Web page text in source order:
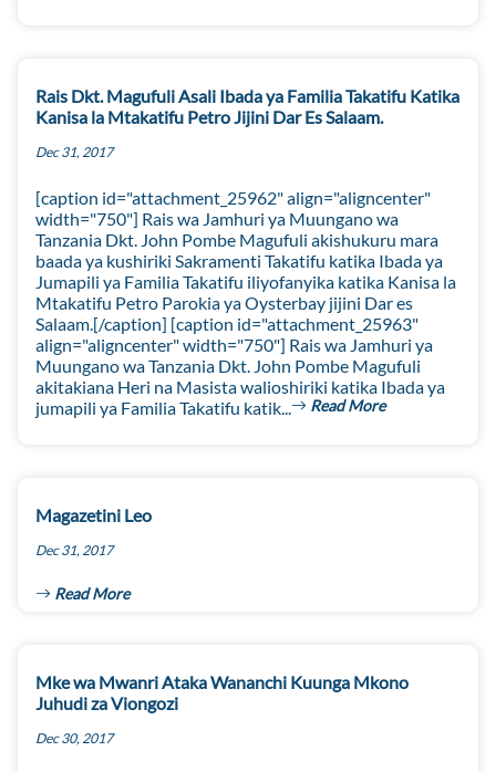
Rais Dkt. Magufuli Asali Ibada ya Familia Takatifu Katika
Kanisa la Mtakatifu Petro Jijini Dar Es Salaam.
Dec 31, 2017
[caption id="attachment_25962" align="aligncenter"
width="750"] Rais wa Jamhuri ya Muungano wa
Tanzania Dkt. John Pombe Magufuli akishukuru mara
baada ya kushiriki Sakramenti Takatifu katika Ibada ya
Jumapili ya Familia Takatifu iliyofanyika katika Kanisa la
Mtakatifu Petro Parokia ya Oysterbay jijini Dar es
Salaam.[/caption] [caption id="attachment_25963"
align="aligncenter" width="750"] Rais wa Jamhuri ya
Muungano wa Tanzania Dkt. John Pombe Magufuli
akitakiana Heri na Masista walioshiriki katika Ibada ya
jumapili ya Familia Takatifu katik...
Read More
Magazetini Leo
Dec 31, 2017
Read More
Mke wa Mwanri Ataka Wananchi Kuunga Mkono
Juhudi za Viongozi
Dec 30, 2017